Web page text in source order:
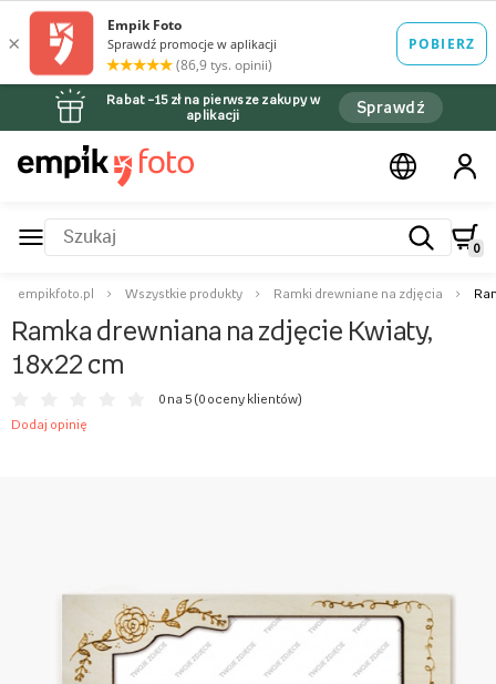
Rabat –15 zł na pierwsze zakupy w
aplikacji
Sprawdź
0
empikfoto.pl Wszystkie produkty Ramki drewniane na zdjęcia
Ramka drewniana na zdjęcie Kwiaty,
18x22 cm
0 na 5 (0 oceny klientów)
Dodaj opinię